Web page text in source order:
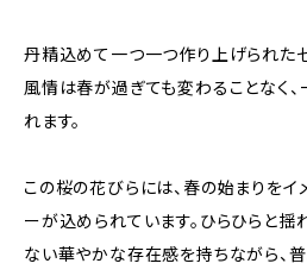
丹精込めて一つ一つ作り上げられた
風情は春が過ぎても変わることなく、
れます。
この桜の花びらには、春の始まりを
ーが込められています。ひらひらと揺
ない華やかな存在感を持ちながら、